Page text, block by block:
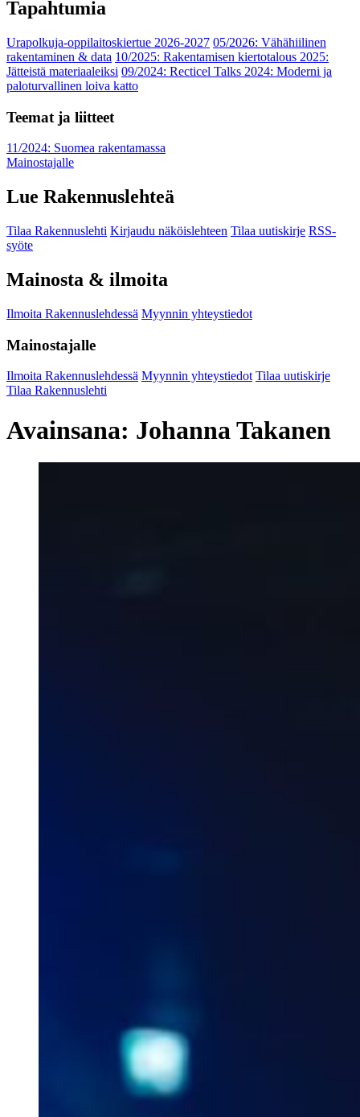
Tapahtumia
Urapolkuja-oppilaitoskiertue 2026-2027 05/2026: Vähähiilinen
rakentaminen & data 10/2025: Rakentamisen kiertotalous 2025:
Jätteistä materiaaleiksi 09/2024: Recticel Talks 2024: Moderni ja
paloturvallinen loiva katto
Teemat ja liitteet
11/2024: Suomea rakentamassa
Mainostajalle
Lue Rakennuslehteä
Tilaa Rakennuslehti Kirjaudu näköislehteen Tilaa uutiskirje RSS-
syöte
Mainosta & ilmoita
Ilmoita Rakennuslehdessä Myynnin yhteystiedot
Mainostajalle
Ilmoita Rakennuslehdessä Myynnin yhteystiedot Tilaa uutiskirje
Tilaa Rakennuslehti
Avainsana: Johanna Takanen